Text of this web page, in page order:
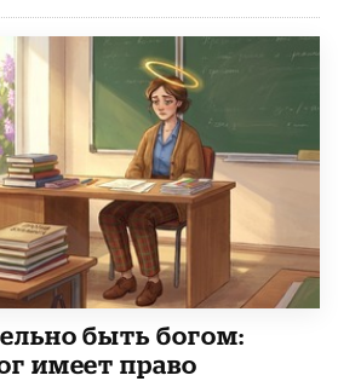
быть богом:
имеет право